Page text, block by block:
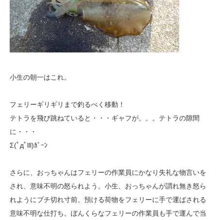
小生の朝一はこれ。
フェリーギリギリまで釣るべく移動！
テトラを飛び跳ねていると・・・ギャフが。。。テトラの隙間
に・・・
Σ(ﾟдﾟlll)ｶﾞｰﾝ
さらに、おっちゃんはフェリーの作業員にかなり失礼な物言いを
され、意味不明の怒られよう。小生、おっちゃんが謂れ無き怒ら
れようにブチ切れ寸前。預ける荷物をフェリーに手で運ばされる
意味不明な仕打ち。ぼんくらなフェリーの作業員も手で運んで当